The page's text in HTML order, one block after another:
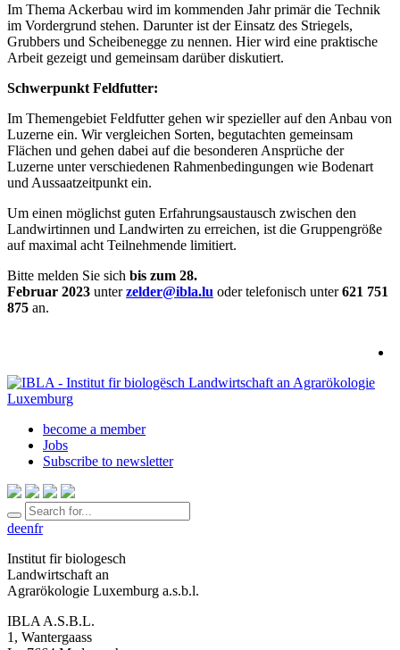
Im Thema Ackerbau wird im kommenden Jahr primär die Technik
im Vordergrund stehen. Darunter ist der Einsatz des Striegels,
Grubbers und Scheibenegge zu nennen. Hier wird eine praktische
Arbeit gezeigt und gemeinsam darüber diskutiert.
Schwerpunkt Feldfutter:
Im Themengebiet Feldfutter gehen wir spezieller auf den Anbau von
Luzerne ein. Wir vergleichen Sorten, begutachten gemeinsam
Flächen und gehen dabei auf die besonderen Ansprüche der
Luzerne unter verschiedenen Rahmenbedingungen wie Bodenart
und Aussaatzeitpunkt ein.
Um einen möglichst guten Erfahrungsaustausch zwischen den
Landwirtinnen und Landwirten zu erreichen, ist die Gruppengröße
auf maximal acht Teilnehmende limitiert.
Bitte melden Sie sich bis zum 28.
Februar 2023 unterzelder@ibla.lu oder telefonisch unter621 751
875 an.
become a member
Jobs
Subscribe to newsletter
deenfr
Institut fir biologesch
Landwirtschaft an
Agrarökologie Luxemburg a.s.b.l.
IBLA A.S.B.L.
1, Wantergaass